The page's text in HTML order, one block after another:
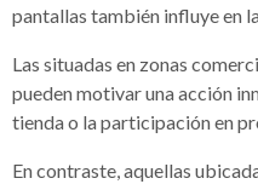
pantallas también influye en
Las situadas en zonas
pueden motivar una acción
tienda o la participación en
En contraste, aquellas